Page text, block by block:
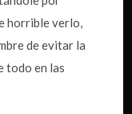
horrible verlo,
de evitar la
todo en las